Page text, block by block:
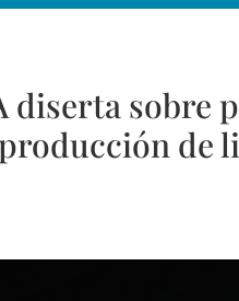
sobre
de